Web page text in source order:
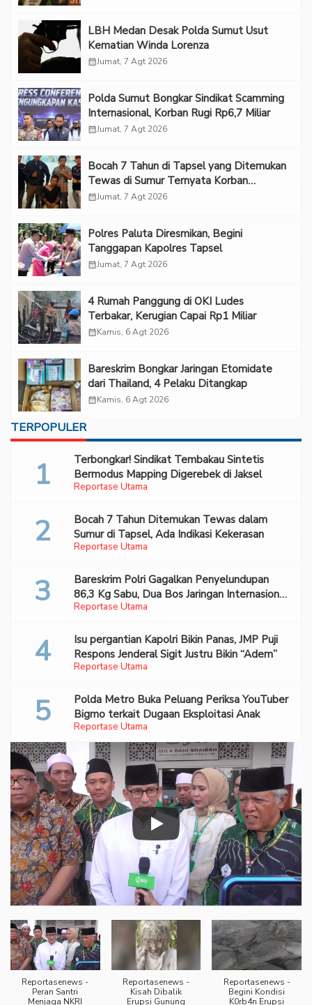
LBH Medan Desak Polda Sumut Usut
Kematian Winda Lorenza
calendar_monthJumat, 7 Agt 2026
Polda Sumut Bongkar Sindikat Scamming
Internasional, Korban Rugi Rp6,7 Miliar
calendar_monthJumat, 7 Agt 2026
Bocah 7 Tahun di Tapsel yang Ditemukan
Tewas di Sumur Ternyata Korban
Kekerasan Seksual
calendar_monthJumat, 7 Agt 2026
Polres Paluta Diresmikan, Begini
Tanggapan Kapolres Tapsel
calendar_monthJumat, 7 Agt 2026
‎4 Rumah Panggung di OKI Ludes
Terbakar, Kerugian Capai Rp1 Miliar
calendar_monthKamis, 6 Agt 2026
Bareskrim Bongkar Jaringan Etomidate
dari Thailand, 4 Pelaku Ditangkap
calendar_monthKamis, 6 Agt 2026
TERPOPULER
Reportase Utama
Terbongkar! Sindikat Tembakau Sintetis
Bermodus Mapping Digerebek di Jaksel
Reportase Utama
Bocah 7 Tahun Ditemukan Tewas dalam
Sumur di Tapsel, Ada Indikasi Kekerasan
Reportase Utama
Bareskrim Polri Gagalkan Penyelundupan
86,3 Kg Sabu, Dua Bos Jaringan Internasional
Diburu
Reportase Utama
Isu pergantian Kapolri Bikin Panas, JMP Puji
Respons Jenderal Sigit Justru Bikin “Adem”
Reportase Utama
Polda Metro Buka Peluang Periksa YouTuber
Bigmo terkait Dugaan Eksploitasi Anak
Reportasenews -
Peran Santri
Menjaga NKRI
Reportasenews -
Kisah Dibalik
Erupsi Gunung
Reportasenews -
Begini Kondisi
K0rb4n Erupsi